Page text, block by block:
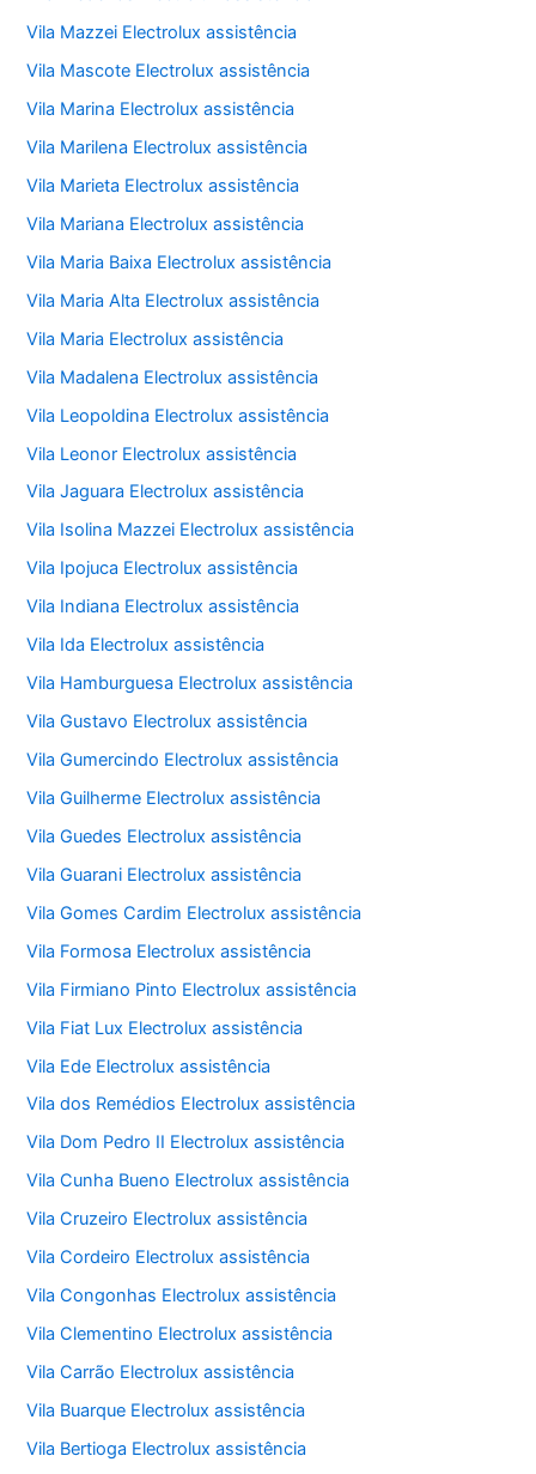
Vila Mazzei Electrolux assistência
Vila Mascote Electrolux assistência
Vila Marina Electrolux assistência
Vila Marilena Electrolux assistência
Vila Marieta Electrolux assistência
Vila Mariana Electrolux assistência
Vila Maria Baixa Electrolux assistência
Vila Maria Alta Electrolux assistência
Vila Maria Electrolux assistência
Vila Madalena Electrolux assistência
Vila Leopoldina Electrolux assistência
Vila Leonor Electrolux assistência
Vila Jaguara Electrolux assistência
Vila Isolina Mazzei Electrolux assistência
Vila Ipojuca Electrolux assistência
Vila Indiana Electrolux assistência
Vila Ida Electrolux assistência
Vila Hamburguesa Electrolux assistência
Vila Gustavo Electrolux assistência
Vila Gumercindo Electrolux assistência
Vila Guilherme Electrolux assistência
Vila Guedes Electrolux assistência
Vila Guarani Electrolux assistência
Vila Gomes Cardim Electrolux assistência
Vila Formosa Electrolux assistência
Vila Firmiano Pinto Electrolux assistência
Vila Fiat Lux Electrolux assistência
Vila Ede Electrolux assistência
Vila dos Remédios Electrolux assistência
Vila Dom Pedro II Electrolux assistência
Vila Cunha Bueno Electrolux assistência
Vila Cruzeiro Electrolux assistência
Vila Cordeiro Electrolux assistência
Vila Congonhas Electrolux assistência
Vila Clementino Electrolux assistência
Vila Carrão Electrolux assistência
Vila Buarque Electrolux assistência
Vila Bertioga Electrolux assistência